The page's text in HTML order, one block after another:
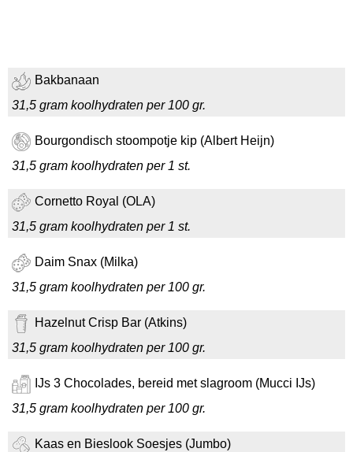
Bakbanaan
31,5 gram koolhydraten per 100 gr.
Bourgondisch stoompotje kip (Albert Heijn)
31,5 gram koolhydraten per 1 st.
Cornetto Royal (OLA)
31,5 gram koolhydraten per 1 st.
Daim Snax (Milka)
31,5 gram koolhydraten per 100 gr.
Hazelnut Crisp Bar (Atkins)
31,5 gram koolhydraten per 100 gr.
IJs 3 Chocolades, bereid met slagroom (Mucci IJs)
31,5 gram koolhydraten per 100 gr.
Kaas en Bieslook Soesjes (Jumbo)